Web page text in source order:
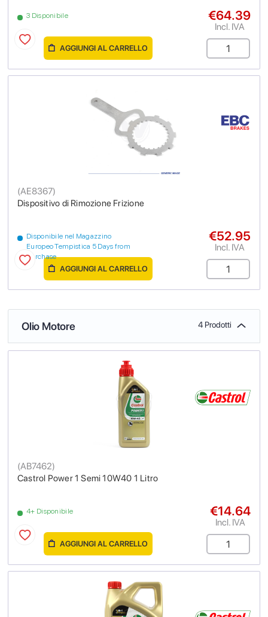
3 Disponibile €64.39
Incl. IVA
AGGIUNGI AL CARRELLO
Dispositivo di Rimozione Frizione
(AE8367)
Disponibile nel Magazzino
Europeo Tempistica 5 Days from
purchase
€52.95
Incl. IVA
AGGIUNGI AL CARRELLO
Olio Motore 4 Prodotti
Castrol Power 1 Semi 10W40 1 Litro
(AB7462)
4+ Disponibile €14.64
Incl. IVA
AGGIUNGI AL CARRELLO